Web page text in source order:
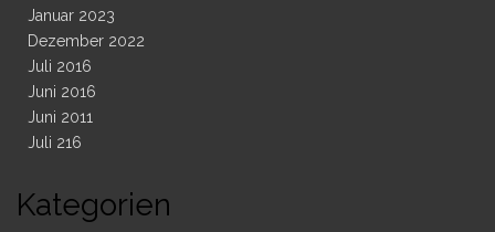
Januar 2023
Dezember 2022
Juli 2016
Juni 2016
Juni 2011
Juli 216
Kategorien